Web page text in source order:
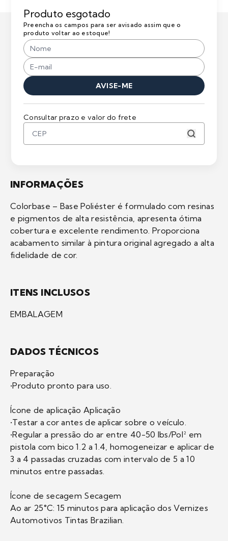
Produto esgotado
Preencha os campos para ser avisado assim que o
produto voltar ao estoque!
AVISE-ME
Consultar prazo e valor do frete
INFORMAÇÕES
Colorbase – Base Poliéster é formulado com resinas
e pigmentos de alta resistência, apresenta ótima
cobertura e excelente rendimento. Proporciona
acabamento similar à pintura original agregado a alta
fidelidade de cor.
ITENS INCLUSOS
EMBALAGEM
DADOS TÉCNICOS
Preparação
•Produto pronto para uso.
Ícone de aplicação Aplicação
•Testar a cor antes de aplicar sobre o veículo.
•Regular a pressão do ar entre 40-50 lbs/Pol² em
pistola com bico 1.2 a 1.4, homogeneizar e aplicar de
3 a 4 passadas cruzadas com intervalo de 5 a 10
minutos entre passadas.
Ícone de secagem Secagem
Ao ar 25°C: 15 minutos para aplicação dos Vernizes
Automotivos Tintas Brazilian.